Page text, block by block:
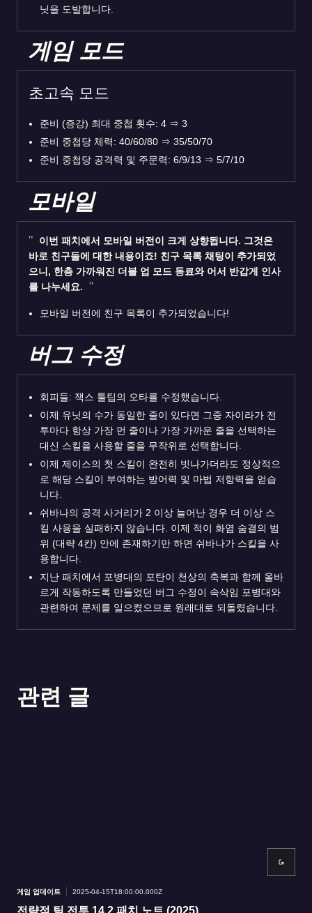
닛을 도발합니다.
게임 모드
초고속 모드
준비 (증강) 최대 중첩 횟수: 4 ⇒ 3
준비 중첩당 체력: 40/60/80 ⇒ 35/50/70
준비 중첩당 공격력 및 주문력: 6/9/13 ⇒ 5/7/10
모바일
이번 패치에서 모바일 버전이 크게 상향됩니다. 그것은
바로 친구들에 대한 내용이죠! 친구 목록 채팅이 추가되었
으니, 한층 가까워진 더블 업 모드 동료와 어서 반갑게 인사
를 나누세요.
모바일 버전에 친구 목록이 추가되었습니다!
버그 수정
회피들: 잭스 툴팁의 오타를 수정했습니다.
이제 유닛의 수가 동일한 줄이 있다면 그중 자이라가 전
투마다 항상 가장 먼 줄이나 가장 가까운 줄을 선택하는
대신 스킬을 사용할 줄을 무작위로 선택합니다.
이제 제이스의 첫 스킬이 완전히 빗나가더라도 정상적으
로 해당 스킬이 부여하는 방어력 및 마법 저항력을 얻습
니다.
쉬바나의 공격 사거리가 2 이상 늘어난 경우 더 이상 스
킬 사용을 실패하지 않습니다. 이제 적이 화염 숨결의 범
위 (대략 4칸) 안에 존재하기만 하면 쉬바나가 스킬을 사
용합니다.
지난 패치에서 포병대의 포탄이 천상의 축복과 함께 올바
르게 작동하도록 만들었던 버그 수정이 속삭임 포병대와
관련하여 문제를 일으켰으므로 원래대로 되돌렸습니다.
관련 글
게임 업데이트 2025-04-15T18:00:00.000Z
전략적 팀 전투 14.2 패치 노트 (2025)